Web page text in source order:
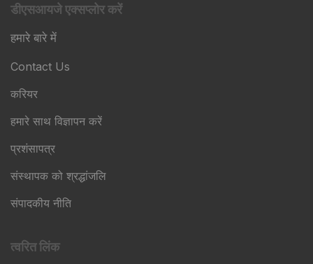
डीएसआयजे एक्सप्लोर करें
हमारे बारे में
Contact Us
करियर
हमारे साथ विज्ञापन करें
प्रशंसापत्र
संस्थापक को श्रद्धांजलि
संपादकीय नीति
त्वरित लिंक